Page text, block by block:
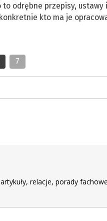
odrębne przepisy, ustawy
kto ma je
7
relacje, porady